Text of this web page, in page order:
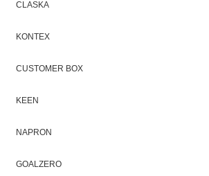
CLASKA
KONTEX
CUSTOMER BOX
KEEN
NAPRON
GOALZERO